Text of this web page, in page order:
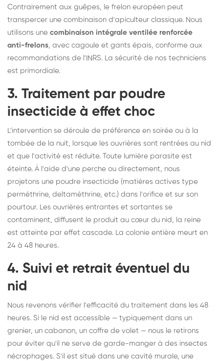
Contrairement aux guêpes, le frelon européen peut
transpercer une combinaison d'apiculteur classique. Nous
utilisons une combinaison intégrale ventilée renforcée
anti-frelons, avec cagoule et gants épais, conforme aux
recommandations de l'INRS. La sécurité de nos techniciens
est primordiale.
3. Traitement par poudre
insecticide à effet choc
L'intervention se déroule de préférence en soirée ou à la
tombée de la nuit, lorsque les ouvrières sont rentrées au nid
et que l'activité est réduite. Toute lumière parasite est
éteinte. À l'aide d'une perche ou directement, nous
projetons une poudre insecticide (matières actives type
perméthrine, deltaméthrine, etc.) dans l'orifice et sur son
pourtour. Les ouvrières entrantes et sortantes se
contaminent, diffusent le produit au cœur du nid, la reine
est atteinte par effet cascade. La colonie entière meurt en
24 à 48 heures.
4. Suivi et retrait éventuel du
nid
Nous revenons vérifier l'efficacité du traitement dans les 48
heures. Si le nid est accessible — typiquement dans un
grenier, un cabanon, un coffre de volet — nous le retirons
pour éviter qu'il ne serve de garde-manger à des insectes
nécrophages. S'il est situé dans une cavité murale, une